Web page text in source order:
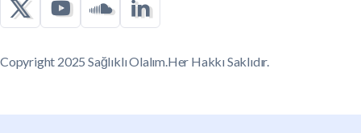
Copyright 2025 Sağlıklı Olalım.Her Hakkı Saklıdır.